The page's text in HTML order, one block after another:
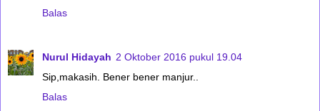
Balas
Nurul Hidayah 2 Oktober 2016 pukul 19.04
Sip,makasih. Bener bener manjur..
Balas